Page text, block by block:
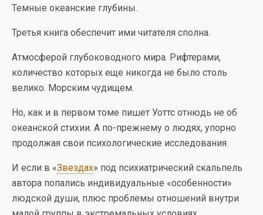
Темные океанские глубины.
Третья книга обеспечит ими читателя сполна.
Атмосферой глубоководного мира. Рифтерами,
количество которых еще никогда не было столь
велико. Морским чудищем.
Но, как и в первом томе пишет Уоттс отнюдь не об
океанской стихии. А по-прежнему о людях, упорно
продолжая свои психологические исследования.
И если в «Звездах» под психиатрический скальпель
автора попались индивидуальные «особенности»
людской души, плюс проблемы отношений внутри